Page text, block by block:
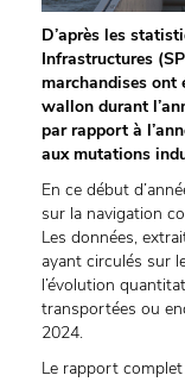
D’après les
Infrastructures
marchandises ont
wallon durant
par rapport à
aux mutations
En ce début
sur la navigation
Les données,
ayant circulés sur
l’évolution
transportées ou
2024.
Le rapport